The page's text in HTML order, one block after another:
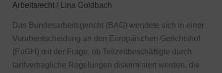
Arbeitsrecht/ Lina Goldbach
Das Bundesarbeitsgericht (BAG) wendete sich in einer
Vorabentscheidung an den Europäischen Gerichtshof
(EuGH) mit der Frage, ob Teilzeitbeschäftigte durch
tarifvertragliche Regelungen diskriminiert werden, die
Teilzeitbeschäftigten
bei
Überstundenzuschlägen?